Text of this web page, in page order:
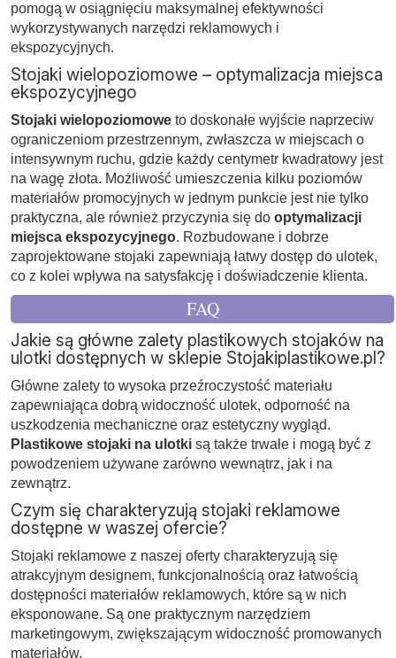
pomogą w osiągnięciu maksymalnej efektywności
wykorzystywanych narzędzi reklamowych i
ekspozycyjnych.
Stojaki wielopoziomowe – optymalizacja miejsca
ekspozycyjnego
Stojaki wielopoziomowe to doskonałe wyjście naprzeciw
ograniczeniom przestrzennym, zwłaszcza w miejscach o
intensywnym ruchu, gdzie każdy centymetr kwadratowy jest
na wagę złota. Możliwość umieszczenia kilku poziomów
materiałów promocyjnych w jednym punkcie jest nie tylko
praktyczna, ale również przyczynia się do optymalizacji
miejsca ekspozycyjnego. Rozbudowane i dobrze
zaprojektowane stojaki zapewniają łatwy dostęp do ulotek,
co z kolei wpływa na satysfakcję i doświadczenie klienta.
FAQ
Jakie są główne zalety plastikowych stojaków na
ulotki dostępnych w sklepie Stojakiplastikowe.pl?
Główne zalety to wysoka przeźroczystość materiału
zapewniająca dobrą widoczność ulotek, odporność na
uszkodzenia mechaniczne oraz estetyczny wygląd.
Plastikowe stojaki na ulotki są także trwałe i mogą być z
powodzeniem używane zarówno wewnątrz, jak i na
zewnątrz.
Czym się charakteryzują stojaki reklamowe
dostępne w waszej ofercie?
Stojaki reklamowe z naszej oferty charakteryzują się
atrakcyjnym designem, funkcjonalnością oraz łatwością
dostępności materiałów reklamowych, które są w nich
eksponowane. Są one praktycznym narzędziem
marketingowym, zwiększającym widoczność promowanych
materiałów.